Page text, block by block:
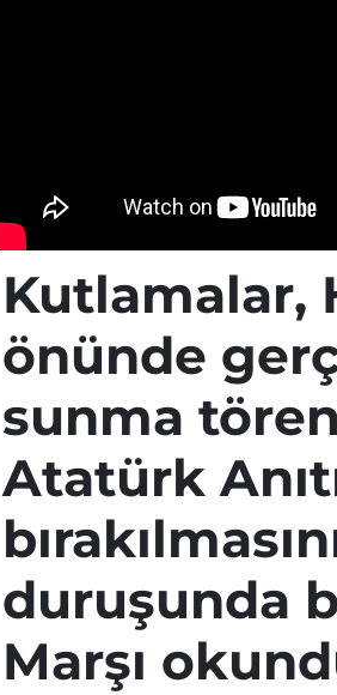
Kutlamalar,
önünde
sunma
Atatürk
duruşunda
Marşı